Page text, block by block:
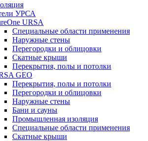
УРСА
URSA
Специальные области применения
Наружные стены
Перегородки и облицовки
Скатные крыши
Перекрытия, полы и потолки
GEO
Перекрытия, полы и потолки
Перегородки и облицовки
Наружные стены
Бани и сауны
Промышленная изоляция
Специальные области применения
Скатные крыши